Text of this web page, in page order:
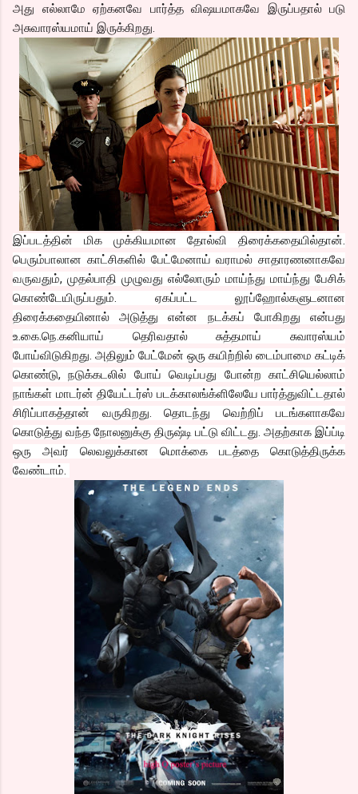
அது எல்லாமே ஏற்கனவே பார்த்த விஷயமாகவே இருப்பதால் படு
அசுவாரஸ்யமாய் இருக்கிறது.
இப்படத்தின் மிக முக்கியமான தோல்வி திரைக்கதையில்தான்.
பெரும்பாலான காட்சிகளில் பேட்மேனாய் வராமல் சாதாரணனாகவே
வருவதும், முதல்பாதி முழுவது எல்லோரும் மாய்ந்து மாய்ந்து பேசிக்
கொண்டேயிருப்பதும். ஏகப்பட்ட லூப்ஹோல்களுடனான
திரைக்கதையினால் அடுத்து என்ன நடக்கப் போகிறது என்பது
உ.கை.நெ.கனியாய் தெரிவதால் சுத்தமாய் சுவாரஸ்யம்
போய்விடுகிறது. அதிலும் பேட்மேன் ஒரு கயிற்றில் டைம்பாமை கட்டிக்
கொண்டு, நடுக்கடலில் போய் வெடிப்பது போன்ற காட்சியெல்லாம்
நாங்கள் மாடர்ன் தியேட்டர்ஸ் படக்காலங்க்ளிலேயே பார்த்துவிட்டதால்
சிரிப்பாகத்தான் வருகிறது. தொடந்து வெற்றிப் படங்களாகவே
கொடுத்து வந்த நோலனுக்கு திருஷ்டி பட்டு விட்டது. அதற்காக இப்ப்டி
ஒரு அவர் லெவலுக்கான மொக்கை படத்தை கொடுத்திருக்க
வேண்டாம்.